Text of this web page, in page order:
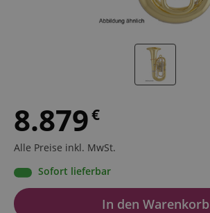
8.879€
Alle Preise inkl. MwSt.
Sofort lieferbar
In den Warenkorb